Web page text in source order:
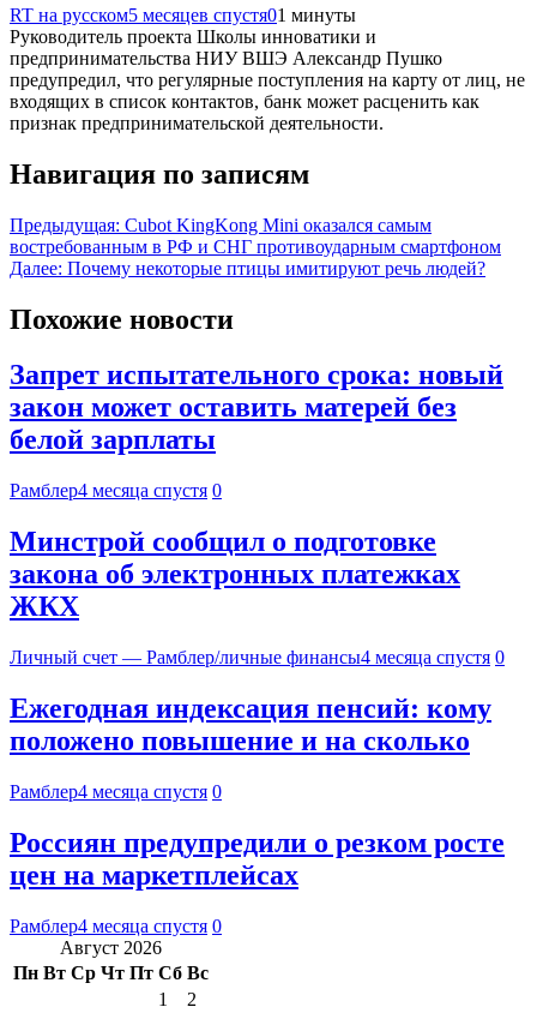
RT на русском5 месяцев спустя01 минуты
Руководитель проекта Школы инноватики и
предпринимательства НИУ ВШЭ Александр Пушко
предупредил, что регулярные поступления на карту от лиц, не
входящих в список контактов, банк может расценить как
признак предпринимательской деятельности.
Навигация по записям
Предыдущая: Cubot KingKong Mini оказался самым
востребованным в РФ и СНГ противоударным смартфоном
Далее: Почему некоторые птицы имитируют речь людей?
Похожие новости
Запрет испытательного срока: новый
закон может оставить матерей без
белой зарплаты
Рамблер4 месяца спустя 0
Минстрой сообщил о подготовке
закона об электронных платежках
ЖКХ
Личный счет — Рамблер/личные финансы4 месяца спустя 0
Ежегодная индексация пенсий: кому
положено повышение и на сколько
Рамблер4 месяца спустя 0
Россиян предупредили о резком росте
цен на маркетплейсах
Рамблер4 месяца спустя 0
Август 2026
Пн Вт Ср Чт Пт Сб Вс
1
2